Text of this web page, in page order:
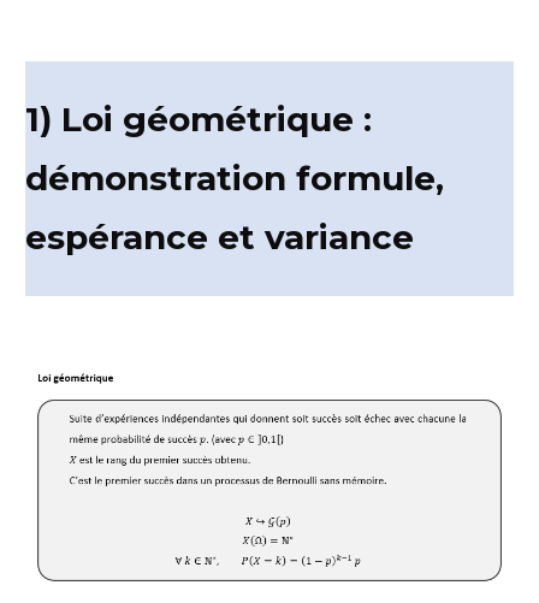
1) Loi géométrique :
démonstration formule,
espérance et variance